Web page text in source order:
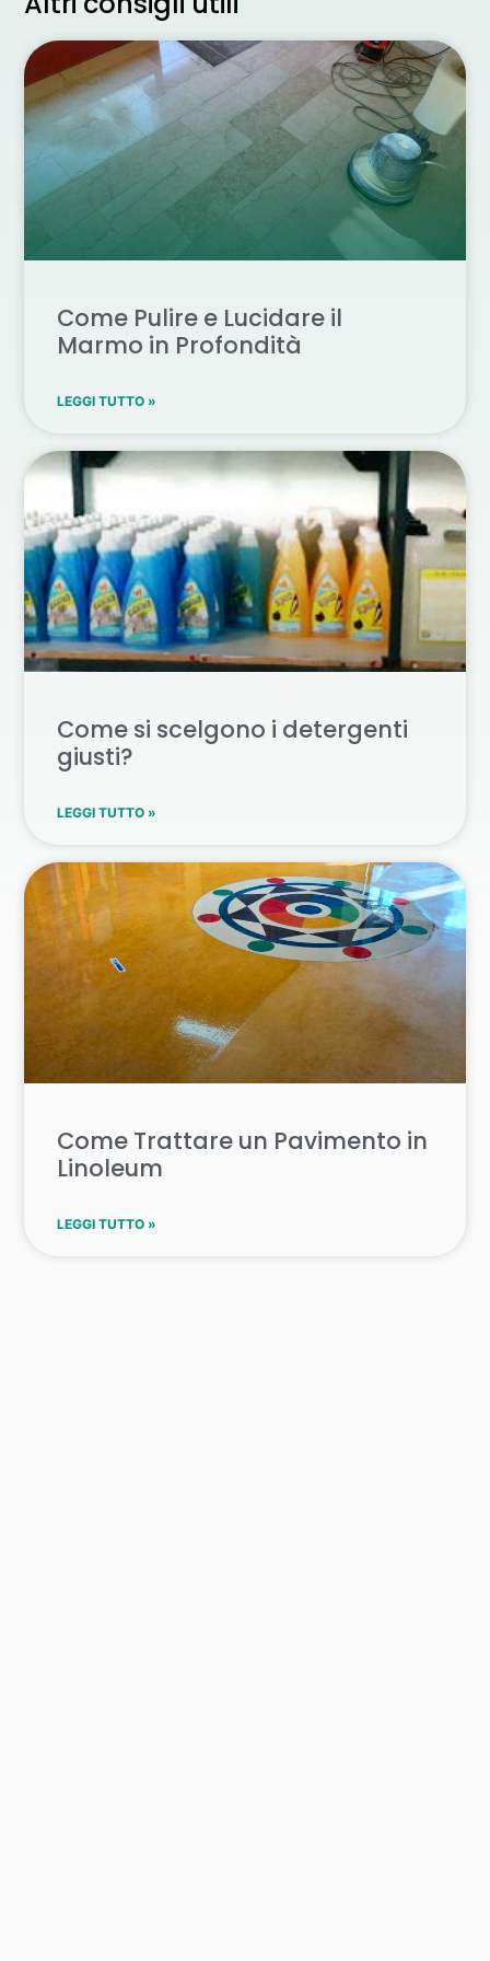
Come Pulire e Lucidare il
Marmo in Profondità
LEGGI TUTTO »
Come si scelgono i detergenti
giusti?
LEGGI TUTTO »
Come Trattare un Pavimento in
Linoleum
LEGGI TUTTO »